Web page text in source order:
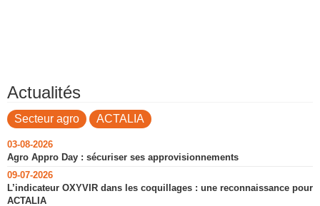
Actualités
Secteur agro ACTALIA
03-08-2026
Agro Appro Day : sécuriser ses approvisionnements
09-07-2026
L’indicateur OXYVIR dans les coquillages : une reconnaissance pour
ACTALIA